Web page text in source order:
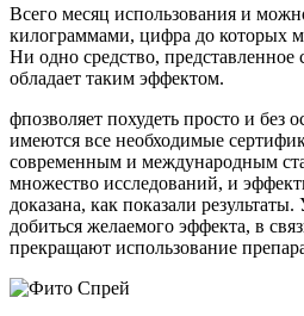
Всего месяц использования и
килограммами, цифра до которых
Ни одно средство, представленное
обладает таким эффектом.
фпозволяет похудеть просто и без
имеются все необходимые
современным и международным
множество исследований, и
доказана, как показали
добиться желаемого эффекта, в
прекращают использование